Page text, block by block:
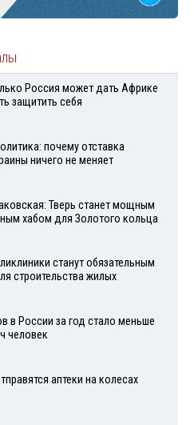
Россия может дать Африке
защитить себя
почему отставка
ничего не меняет
Тверь станет мощным
хабом для Золотого кольца
станут обязательным
строительства жилых
в России за год стало меньше
человек
аптеки на колесах